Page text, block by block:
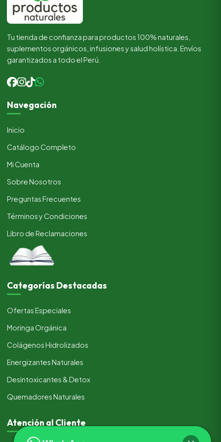
Tu tienda de confianza para productos 100% naturales,
suplementos orgánicos, infusiones y salud holística. Envíos
garantizados a todo el Perú.
Navegación
Inicio
Catálogo Completo
Mi Cuenta
Sobre Nosotros
Preguntas Frecuentes
Términos y Condiciones
Libro de Reclamaciones
Categorías Destacadas
Ofertas Especiales
Moringa Orgánica
Colágenos Hidrolizados
Energizantes Naturales
Desintoxicantes & Detox
Quemadores Naturales
Atención al Cliente